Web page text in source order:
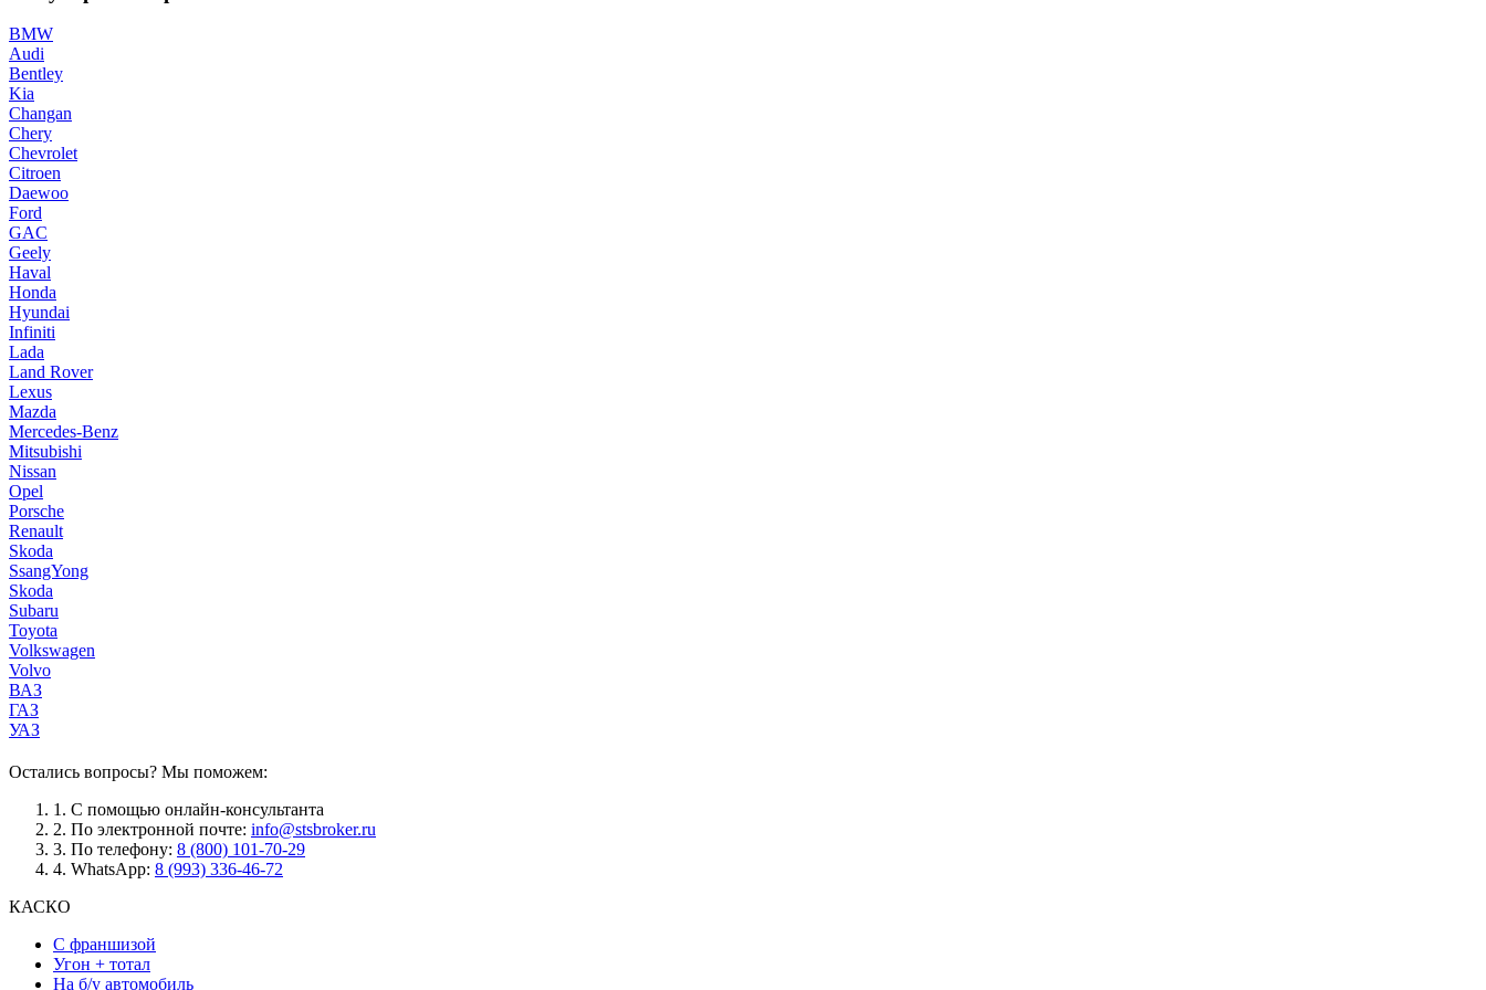
BMW
Audi
Bentley
Kia
Changan
Chery
Chevrolet
Citroen
Daewoo
Ford
GAC
Geely
Haval
Honda
Hyundai
Infiniti
Lada
Land Rover
Lexus
Mazda
Mercedes-Benz
Mitsubishi
Nissan
Opel
Porsche
Renault
Skoda
SsangYong
Skoda
Subaru
Toyota
Volkswagen
Volvo
ВАЗ
ГАЗ
УАЗ
Остались вопросы? Мы поможем:
1. С помощью онлайн-консультанта
2. По электронной почте: info@stsbroker.ru
3. По телефону: 8 (800) 101-70-29
4. WhatsApp: 8 (993) 336-46-72
КАСКО
С франшизой
Угон + тотал
На б/у автомобиль